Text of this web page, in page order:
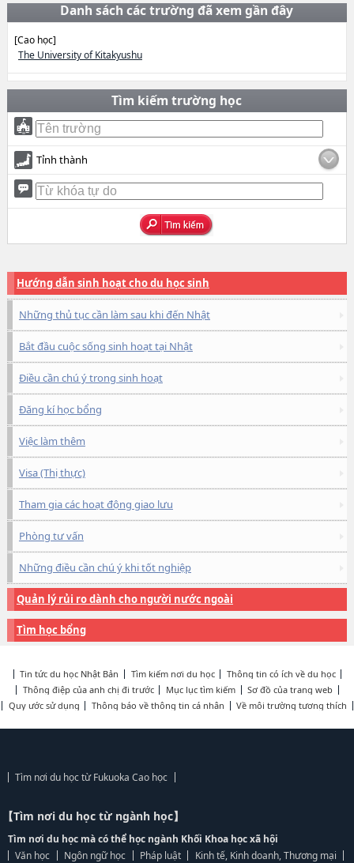
Danh sách các trường đã xem gần đây
[Cao học]
The University of Kitakyushu
Tìm kiếm trường học
Tỉnh thành
Hướng dẫn sinh hoạt cho du học sinh
Những thủ tục cần làm sau khi đến Nhật
Bắt đầu cuộc sống sinh hoạt tại Nhật
Điều cần chú ý trong sinh hoạt
Đăng kí học bổng
Việc làm thêm
Visa (Thị thực)
Tham gia các hoạt động giao lưu
Phòng tư vấn
Những điều cần chú ý khi tốt nghiệp
Quản lý rủi ro dành cho người nước ngoài
Tìm học bổng
Tin tức du học Nhật Bản Tìm kiếm nơi du học
Thông tin có ích về du học
Thông điệp của anh chị đi trước
Mục lục tìm kiếm
Sơ đồ của trang web
Quy ước sử dụng
Thông báo về thông tin cá nhân Về môi trường tương thích
Tìm nơi du học từ Fukuoka Cao học
【Tìm nơi du học từ ngành học】
Tìm nơi du học mà có thể học ngành Khối Khoa học xã hội
Văn học
Ngôn ngữ học Pháp luật
Kinh tế, Kinh doanh, Thương mại